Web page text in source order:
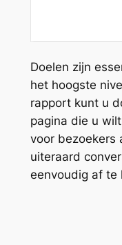
Doelen zijn
het hoogste
rapport kunt u
pagina die u
voor bezoekers
uiteraard
eenvoudig af te